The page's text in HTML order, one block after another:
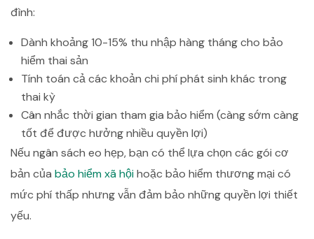
đình:
Dành khoảng 10-15% thu nhập hàng tháng cho bảo
hiểm thai sản
Tính toán cả các khoản chi phí phát sinh khác trong
thai kỳ
Cân nhắc thời gian tham gia bảo hiểm (càng sớm càng
tốt để được hưởng nhiều quyền lợi)
Nếu ngân sách eo hẹp, bạn có thể lựa chọn các gói cơ
bản của bảo hiểm xã hộihoặc bảo hiểm thương mại có
mức phí thấp nhưng vẫn đảm bảo những quyền lợi thiết
yếu.